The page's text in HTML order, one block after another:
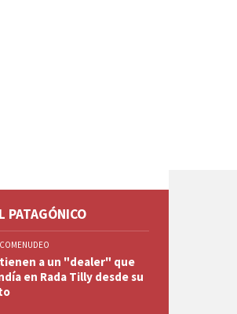
PATAGÓNICO
a un "dealer" que
en Rada Tilly desde su